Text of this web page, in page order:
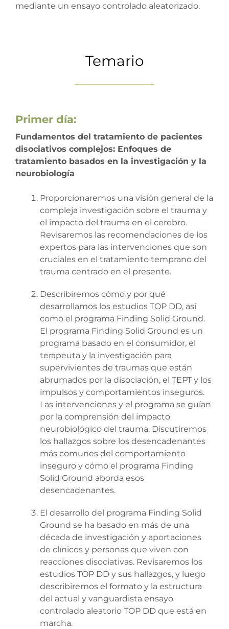
mediante un ensayo controlado aleatorizado.
Temario
Primer día:
Fundamentos del tratamiento de pacientes
disociativos complejos: Enfoques de
tratamiento basados en la investigación y la
neurobiología
Proporcionaremos una visión general de la
compleja investigación sobre el trauma y
el impacto del trauma en el cerebro.
Revisaremos las recomendaciones de los
expertos para las intervenciones que son
cruciales en el tratamiento temprano del
trauma centrado en el presente.
Describiremos cómo y por qué
desarrollamos los estudios TOP DD, así
como el programa Finding Solid Ground.
El programa Finding Solid Ground es un
programa basado en el consumidor, el
terapeuta y la investigación para
supervivientes de traumas que están
abrumados por la disociación, el TEPT y los
impulsos y comportamientos inseguros.
Las intervenciones y el programa se guían
por la comprensión del impacto
neurobiológico del trauma. Discutiremos
los hallazgos sobre los desencadenantes
más comunes del comportamiento
inseguro y cómo el programa Finding
Solid Ground aborda esos
desencadenantes.
El desarrollo del programa Finding Solid
Ground se ha basado en más de una
década de investigación y aportaciones
de clínicos y personas que viven con
reacciones disociativas. Revisaremos los
estudios TOP DD y sus hallazgos, y luego
describiremos el formato y la estructura
del actual y vanguardista ensayo
controlado aleatorio TOP DD que está en
marcha.